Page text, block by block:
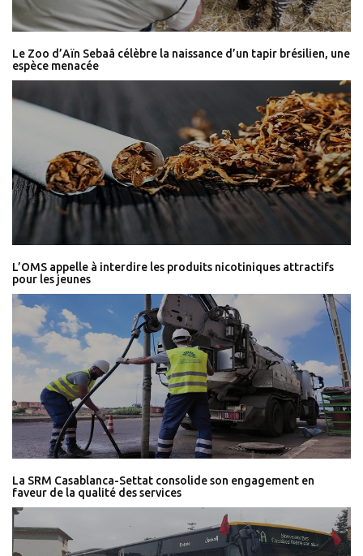
Le Zoo d’Aïn Sebaâ célèbre la naissance d’un tapir brésilien, une
espèce menacée
L’OMS appelle à interdire les produits nicotiniques attractifs
pour les jeunes
La SRM Casablanca-Settat consolide son engagement en
faveur de la qualité des services